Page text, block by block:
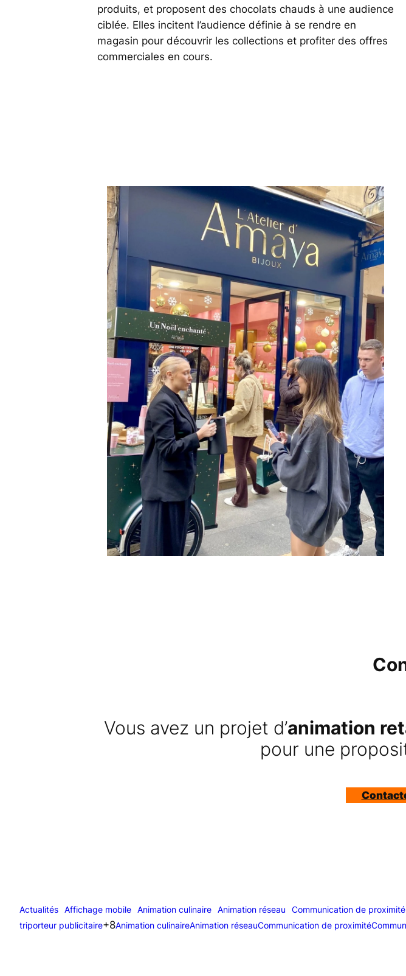
produits, et proposent des chocolats chauds à une audience
ciblée. Elles incitent l’audience définie à se rendre en
magasin pour découvrir les collections et profiter des offres
commerciales en cours.
Vous avez un projet d’animation
pour une
Actualités Affichage mobile Animation culinaire Animation réseau Communication de proximité
triporteur publicitaire+8Animation culinaireAnimation réseauCommunication de proximité